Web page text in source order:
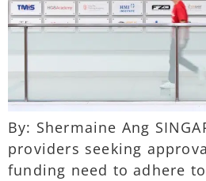
By: Shermaine Ang
providers seeking
funding need to adhere